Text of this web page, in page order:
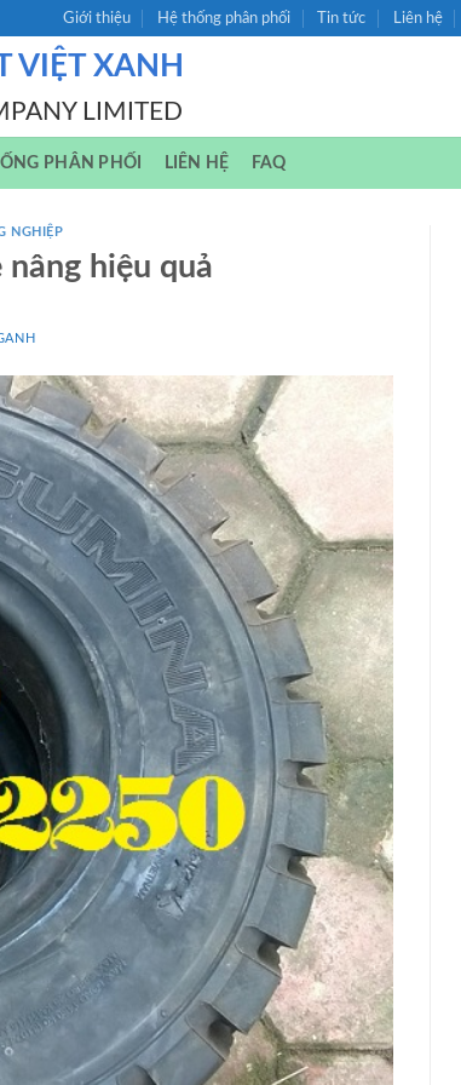
Giới thiệu Hệ thống phân phối Tin tức Liên hệ
VIỆT XANH
LIMITED
PHÂN PHỐI LIÊN HỆ FAQ
NGHIỆP
hiệu quả